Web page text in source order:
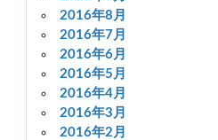
2016年8月
2016年7月
2016年6月
2016年5月
2016年4月
2016年3月
2016年2月